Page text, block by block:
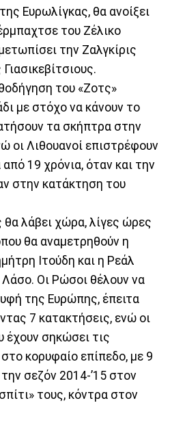
Ευρωλίγκας, θα ανοίξει
του Ζέλικο
την Ζαλγκίρις
του «Ζοτς»
με στόχο να κάνουν το
τα σκήπτρα στην
οι Λιθουανοί επιστρέφουν
19 χρόνια, όταν και την
στην κατάκτηση του
θα λάβει χώρα, λίγες ώρες
θα αναμετρηθούν η
Ιτούδη και η Ρεάλ
Οι Ρώσοι θέλουν να
της Ευρώπης, έπειτα
7 κατακτήσεις, ενώ οι
έχουν σηκώσει τις
κορυφαίο επίπεδο, με 9
σεζόν 2014-’15 στον
τους, κόντρα στον